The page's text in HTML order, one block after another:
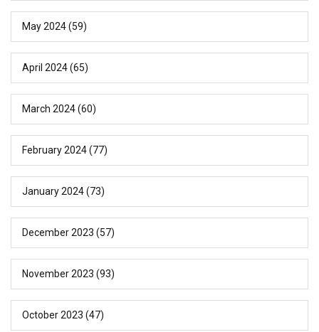
May 2024(59)
April 2024(65)
March 2024(60)
February 2024(77)
January 2024(73)
December 2023 (57)
November 2023 (93)
October 2023 (47)